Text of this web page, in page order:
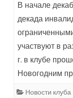
В начале
декада
участвуют в
г. в клубе
Новогодним
Новости клуба